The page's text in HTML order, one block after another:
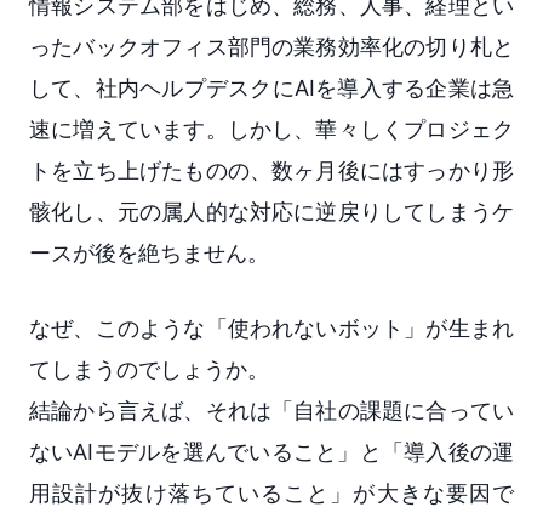
情報システム部をはじめ、総務、人事、経理とい
ったバックオフィス部門の業務効率化の切り札と
して、社内ヘルプデスクにAIを導入する企業は急
速に増えています。しかし、華々しくプロジェク
トを立ち上げたものの、数ヶ月後にはすっかり形
骸化し、元の属人的な対応に逆戻りしてしまうケ
ースが後を絶ちません。
なぜ、このような「使われないボット」が生まれ
てしまうのでしょうか。
結論から言えば、それは「自社の課題に合ってい
ないAIモデルを選んでいること」と「導入後の運
用設計が抜け落ちていること」が大きな要因で